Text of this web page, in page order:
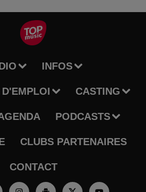
INFOS
CASTING
PODCASTS
CLUBS PARTENAIRES
CONTACT